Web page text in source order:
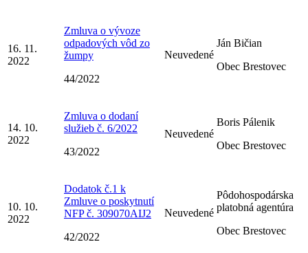
16. 11.
2022
Zmluva o vývoze
odpadových vôd zo
žumpy
44/2022
Neuvedené
Ján Bičian
Obec Brestovec
14. 10.
2022
Zmluva o dodaní
služieb č. 6/2022
43/2022
Neuvedené
Boris Pálenik
Obec Brestovec
10. 10.
2022
Dodatok č.1 k
Zmluve o poskytnutí
NFP č. 309070AIJ2
42/2022
Neuvedené
Pôdohospodárska
platobná agentúra
Obec Brestovec